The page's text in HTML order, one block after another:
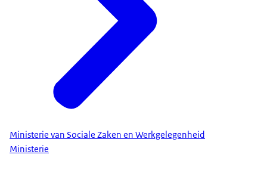
Ministerie van Sociale Zaken en Werkgelegenheid
Ministerie